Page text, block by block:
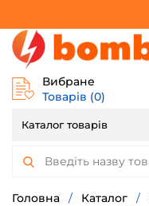
Вибране
Товарів (0)
Каталог товарів
Головна / Каталог /